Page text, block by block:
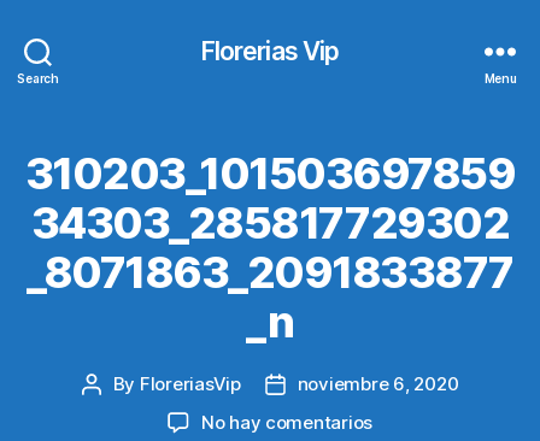
Search
Florerias Vip
Menu
310203_101503697859
34303_285817729302
_8071863_2091833877
_n
Post
By FloreriasVip
Postnoviembre 6, 2020
No hay comentariosen